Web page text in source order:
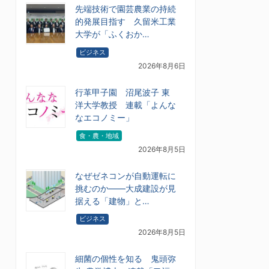
先端技術で園芸農業の持続
的発展目指す 久留米工業
大学が「ふくおか…
ビジネス
2026年8月6日
行革甲子園 沼尾波子 東
洋大学教授 連載「よんな
なエコノミー」
食・農・地域
2026年8月5日
なぜゼネコンが自動運転に
挑むのか――大成建設が見
据える「建物」と…
ビジネス
2026年8月5日
細菌の個性を知る 鬼頭弥